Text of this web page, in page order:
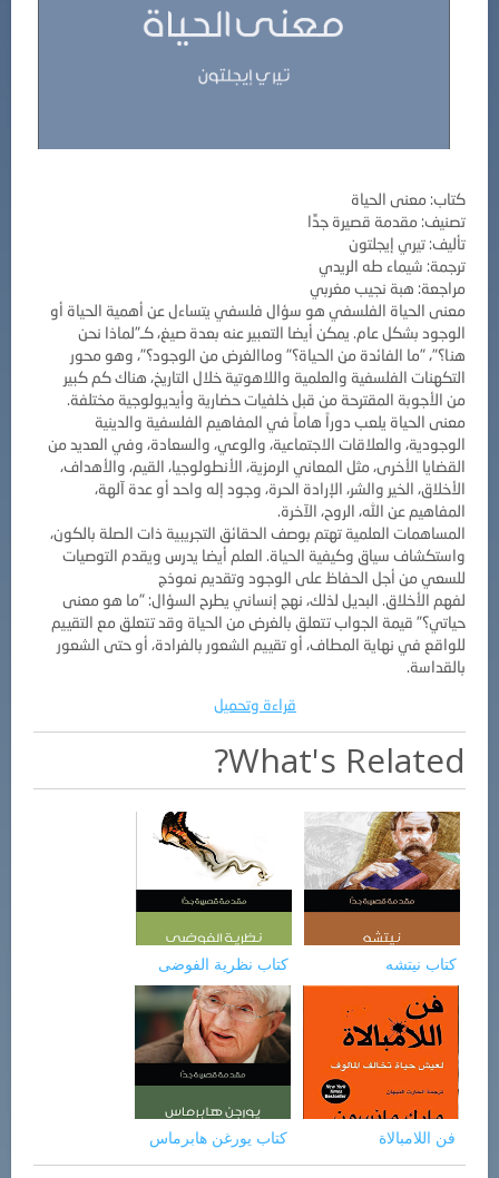
كتاب: معنى الحياة
تصنيف: مقدمة قصيرة جدٍّا
تأليف: تيري إيجلتون
ترجمة: شيماء طه الريدي
مراجعة: هبة نجيب مغربي
معنى الحياة الفلسفي هو سؤال فلسفي يتساءل عن أهمية الحياة أو
الوجود بشكل عام. يمكن أيضا التعبير عنه بعدة صيغ، كـ"لماذا نحن
هنا؟"، "ما الفائدة من الحياة؟" وماالغرض من الوجود؟"، وهو محور
التكهنات الفلسفية والعلمية واللاهوتية خلال التاريخ، هناك كم كبير
من الأجوبة المقترحة من قبل خلفيات حضارية وأيديولوجية مختلفة.
معنى الحياة يلعب دوراً هاماً في المفاهيم الفلسفية والدينية
الوجودية، والعلاقات الاجتماعية، والوعي، والسعادة، وفي العديد من
القضايا الأخرى، مثل المعاني الرمزية، الأنطولوجيا، القيم، والأهداف،
الأخلاق، الخير والشر، الإرادة الحرة، وجود إله واحد أو عدة آلهة،
المفاهيم عن الله، الروح، الآخرة.
المساهمات العلمية تهتم بوصف الحقائق التجريبية ذات الصلة بالكون،
واستكشاف سياق وكيفية الحياة. العلم أيضا يدرس ويقدم التوصيات
للسعي من أجل الحفاظ على الوجود وتقديم نموذج
لفهم الأخلاق. البديل لذلك، نهج إنساني يطرح السؤال: "ما هو معنى
حياتي؟" قيمة الجواب تتعلق بالغرض من الحياة وقد تتعلق مع التقييم
للواقع في نهاية المطاف، أو تقييم الشعور بالفرادة، أو حتى الشعور
بالقداسة.
قراءة وتحميل
What's Related?
كتاب نيتشه كتاب نظرية الفوضى
فن اللامبالاة كتاب يورغن هابرماس